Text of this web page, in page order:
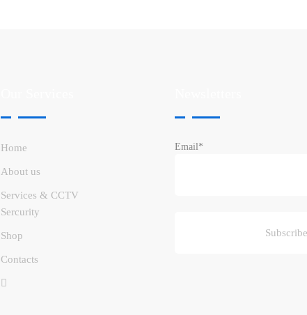
Home
About us
Services & CCTV
Sercurity
Shop
Contacts
Email*